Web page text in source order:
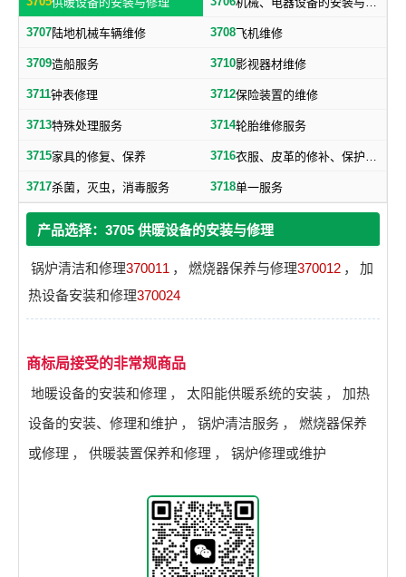
3707陆地机械车辆维修 3708飞机维修
3709造船服务 3710影视器材维修
3711钟表修理 3712保险装置的维修
3713特殊处理服务 3714轮胎维修服务
3715家具的修复、保养 3716 衣服、皮革的修补、保护、洗涤服务
3717杀菌，灭虫，消毒服务 3718单一服务
产品选择：3705 供暖设备的安装与修理
锅炉清洁和修理370011 ， 燃烧器保养与修理370012 ，
加
热设备安装和修理370024
商标局接受的非常规商品
地暖设备的安装和修理 ， 太阳能供暖系统的安装 ，
加热
设备的安装、修理和维护 ， 锅炉清洁服务 ，
燃烧器保养
或修理 ， 供暖装置保养和修理 ， 锅炉修理或维护